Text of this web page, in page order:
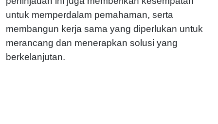
untuk memperdalam pemahaman, serta
membangun kerja sama yang diperlukan untuk
merancang dan menerapkan solusi yang
berkelanjutan.